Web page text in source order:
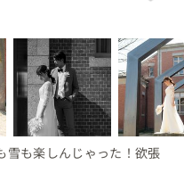
こそできるフォトウェ
況やタイムスケジュール
心
能です。
も有名。樹氷ができるの
と合わせて数日間の撮影
も楽しんじゃった！欲張